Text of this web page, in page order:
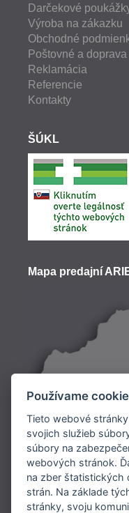
Darčekové
Výroba na zákazku
Obchodné
Poštovné a doprava
Reklamácia
Referencie
Kontakty
ŠÚKL
Mapa predajní
Doprava:
Platba:
Používame
Tieto webové
svojich služieb
súbory na
webových stránok.
na zber štatistických
strán. Na základe
stránky, svoju